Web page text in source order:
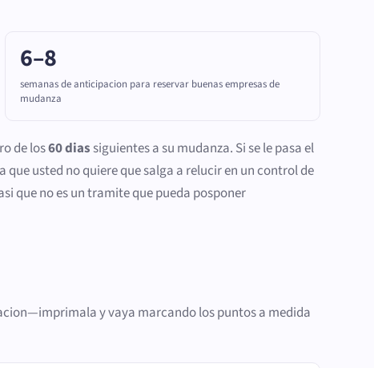
6–8
semanas de anticipacion para reservar buenas empresas de
mudanza
de los60 diassiguientes a su mudanza. Si se le pasa el
usted no quiere que salga a relucir en un control de
que no es un tramite que pueda posponer
y vaya marcando los puntos a medida